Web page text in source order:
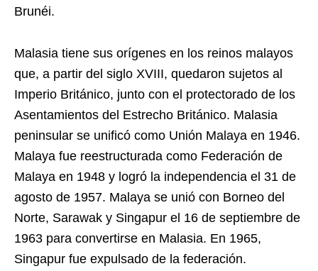
Brunéi.
Malasia tiene sus orígenes en los reinos malayos
que, a partir del siglo XVIII, quedaron sujetos al
Imperio Británico, junto con el protectorado de los
Asentamientos del Estrecho Británico. Malasia
peninsular se unificó como Unión Malaya en 1946.
Malaya fue reestructurada como Federación de
Malaya en 1948 y logró la independencia el 31 de
agosto de 1957. Malaya se unió con Borneo del
Norte, Sarawak y Singapur el 16 de septiembre de
1963 para convertirse en Malasia. En 1965,
Singapur fue expulsado de la federación.